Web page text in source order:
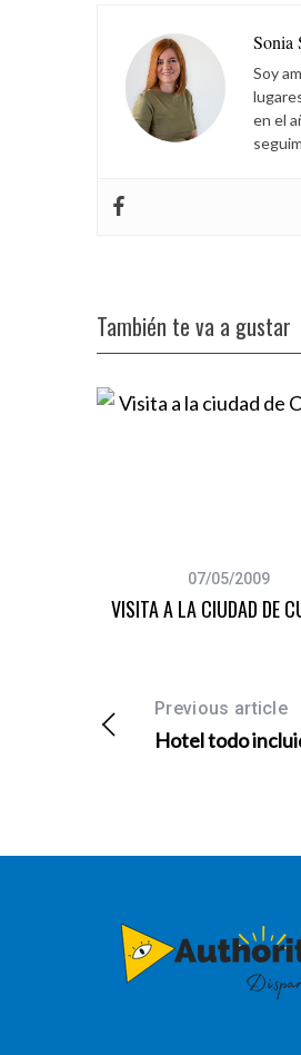
Sonia
Soy
en el
También te va a gustar
07/05/2009
VISITA A LA CIUDAD DE
Previous article
Hotel todo